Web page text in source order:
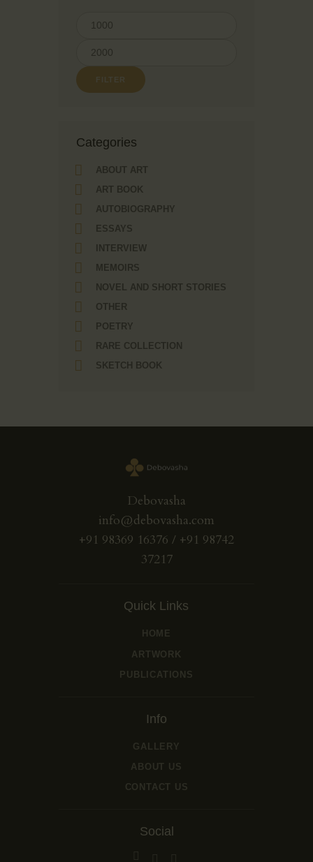
FILTER
Сategories
ABOUT ART
ART BOOK
AUTOBIOGRAPHY
ESSAYS
INTERVIEW
MEMOIRS
NOVEL AND SHORT STORIES
OTHER
POETRY
RARE COLLECTION
SKETCH BOOK
Debovasha
info@debovasha.com
+91 98369 16376 / +91 98742
37217
Quick Links
HOME
ARTWORK
PUBLICATIONS
Info
GALLERY
ABOUT US
CONTACT US
Social